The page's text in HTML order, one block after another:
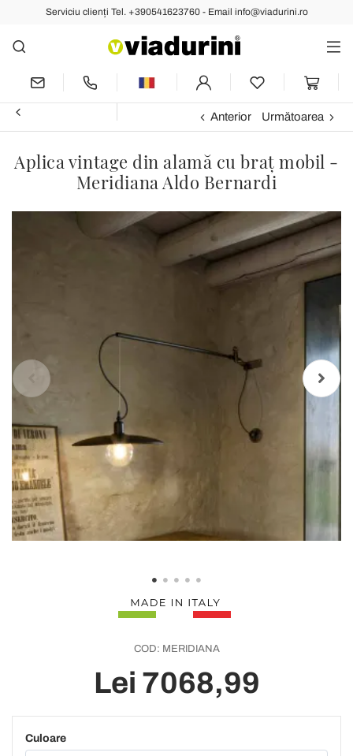
Serviciu clienți Tel. +390541623760 - Email info@viadurini.ro
Anterior Următoarea
Aplica vintage din alamă cu braț mobil -
Meridiana Aldo Bernardi
COD: MERIDIANA
Lei 7068,99
Culoare